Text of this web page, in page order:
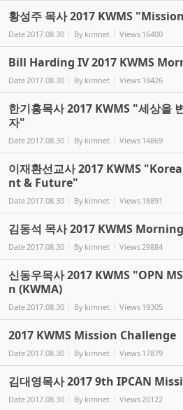
황성주 목사 2017 KWMS
Date 2017.08.30 By kimnet Views 16400
Bill Harding IV 2017 KWMS
Date 2017.08.30 By kimnet Views 18426
한기홍목사 2017 KWMS "세상을
자"
Date 2017.08.30 By kimnet Views 14869
이재환선교사 2017 KWMS
nt & Future"
Date 2017.08.30 By kimnet Views 18891
김동석 목사 2017 KWMS
Date 2017.08.30 By kimnet Views 29884
신동우목사 2017 KWMS "OPN
n (KWMA)
Date 2017.08.30 By kimnet Views 19305
2017 KWMS Mission Challenge
Date 2017.08.30 By kimnet Views 17879
김대영목사 2017 9th IPCAN
Date 2017.08.30 By kimnet Views 20122